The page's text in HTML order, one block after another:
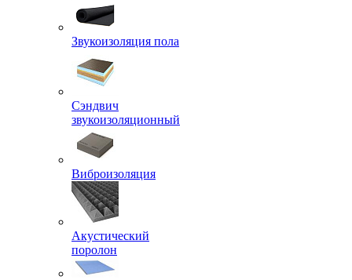
Звукоизоляция пола
Сэндвич
звукоизоляционный
Виброизоляция
Акустический
поролон